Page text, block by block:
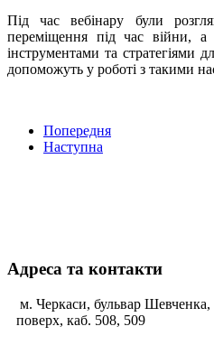
Під час вебінару були
переміщення під час війни, а
інструментами та стратегіями
допоможуть у роботі з такими
Попередня
Наступна
Адреса та контакти
м. Черкаси, бульвар
поверх, каб. 508, 509